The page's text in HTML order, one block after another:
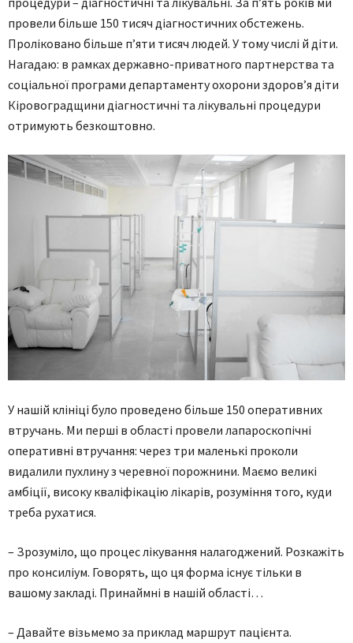
провели більше 150 тисяч діагностичних обстежень.
Проліковано більше п’яти тисяч людей. У тому числі й діти.
Нагадаю: в рамках державно-приватного партнерства та
соціальної програми департаменту охорони здоров’я діти
Кіровоградщини діагностичні та лікувальні процедури
отримують безкоштовно.
У нашій клініці було проведено більше 150 оперативних
втручань. Ми перші в області провели лапароскопічні
оперативні втручання: через три маленькі проколи
видалили пухлину з черевної порожнини. Маємо великі
амбіції, високу кваліфікацію лікарів, розуміння того, куди
треба рухатися.
– Зрозуміло, що процес лікування налагоджений. Розкажіть
про консиліум. Говорять, що ця форма існує тільки в
вашому закладі. Принаймні в нашій області…
– Давайте візьмемо за приклад маршрут пацієнта.